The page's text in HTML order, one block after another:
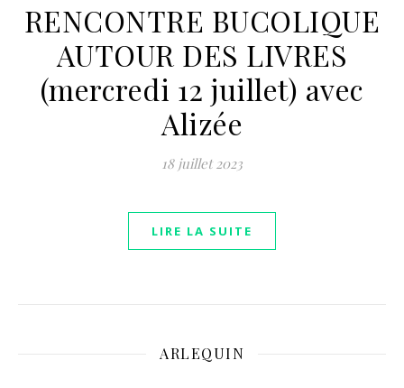
RENCONTRE BUCOLIQUE
AUTOUR DES LIVRES
(mercredi 12 juillet) avec
Alizée
18 juillet 2023
LIRE LA SUITE
ARLEQUIN